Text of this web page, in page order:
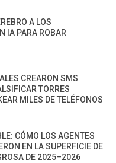
A LOS
IA PARA ROBAR
CREARON SMS
TORRES
MILES DE TELÉFONOS
CÓMO LOS AGENTES
EN LA SUPERFICIE DE
DE 2025–2026